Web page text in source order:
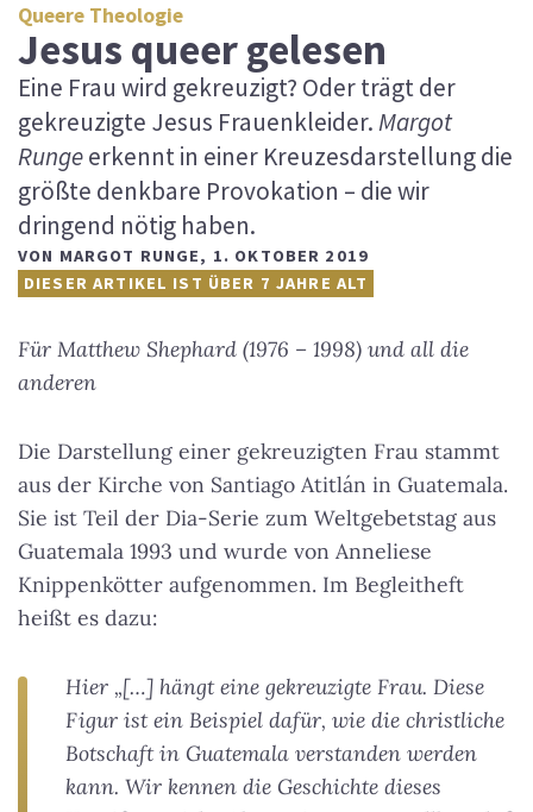
Queere Theologie
Jesus queer gelesen
Eine Frau wird gekreuzigt? Oder trägt der
gekreuzigte Jesus Frauenkleider.Margot
Rungeerkennt in einer Kreuzesdarstellung die
größte denkbare Provokation – die wir
dringend nötig haben.
VON MARGOT RUNGE, 1. OKTOBER 2019
DIESER ARTIKEL IST ÜBER 7 JAHRE ALT
Für Matthew Shephard (1976 – 1998) und all die
anderen
Die Darstellung einer gekreuzigten Frau stammt
aus der Kirche von Santiago Atitlán in Guatemala.
Sie ist Teil der Dia-Serie zum Weltgebetstag aus
Guatemala 1993 und wurde von Anneliese
Knippenkötter aufgenommen. Im Begleitheft
heißt es dazu:
Hier „[…] hängt eine gekreuzigte Frau. Diese
Figur ist ein Beispiel dafür, wie die christliche
Botschaft in Guatemala verstanden werden
kann. Wir kennen die Geschichte dieses